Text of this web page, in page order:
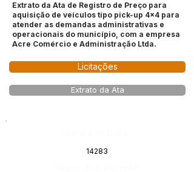
Extrato da Ata de Registro de Preço para
aquisição de veículos tipo pick-up 4x4 para
atender as demandas administrativas e
operacionais do município, com a empresa
Acre Comércio e Administração Ltda.
Licitações
Extrato da Ata
14283